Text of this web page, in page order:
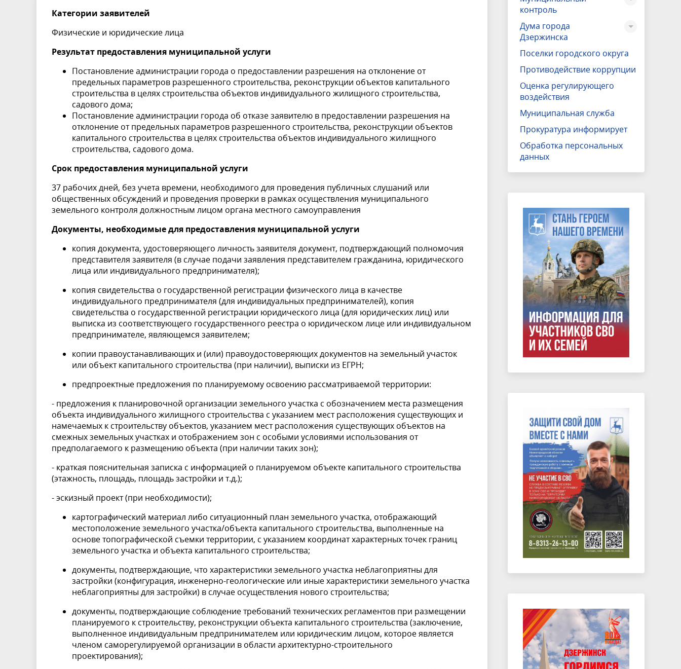
Категории заявителей
Физические и юридические лица
Результат предоставления муниципальной услуги
Постановление администрации города о предоставлении разрешения на отклонение от
предельных параметров разрешенного строительства, реконструкции объектов капитального
строительства в целях строительства объектов индивидуального жилищного строительства,
садового дома;
Постановление администрации города об отказе заявителю в предоставлении разрешения на
отклонение от предельных параметров разрешенного строительства, реконструкции объектов
капитального строительства в целях строительства объектов индивидуального жилищного
строительства, садового дома.
Срок предоставления муниципальной услуги
37 рабочих дней, без учета времени, необходимого для проведения публичных слушаний или
общественных обсуждений и проведения проверки в рамках осуществления муниципального
земельного контроля должностным лицом органа местного самоуправления
Документы, необходимые для предоставления муниципальной услуги
копия документа, удостоверяющего личность заявителя документ, подтверждающий полномочия
представителя заявителя (в случае подачи заявления представителем гражданина, юридического
лица или индивидуального предпринимателя);
копия свидетельства о государственной регистрации физического лица в качестве
индивидуального предпринимателя (для индивидуальных предпринимателей), копия
свидетельства о государственной регистрации юридического лица (для юридических лиц) или
выписка из соответствующего государственного реестра о юридическом лице или индивидуальном
предпринимателе, являющемся заявителем;
копии правоустанавливающих и (или) правоудостоверяющих документов на земельный участок
или объект капитального строительства (при наличии), выписки из ЕГРН;
предпроектные предложения по планируемому освоению рассматриваемой территории:
- предложения к планировочной организации земельного участка с обозначением места размещения
объекта индивидуального жилищного строительства с указанием мест расположения существующих и
намечаемых к строительству объектов, указанием мест расположения существующих объектов на
смежных земельных участках и отображением зон с особыми условиями использования от
предполагаемого к размещению объекта (при наличии таких зон);
- краткая пояснительная записка с информацией о планируемом объекте капитального строительства
(этажность, площадь, площадь застройки и т.д.);
- эскизный проект (при необходимости);
картографический материал либо ситуационный план земельного участка, отображающий
местоположение земельного участка/объекта капитального строительства, выполненные на
основе топографической съемки территории, с указанием координат характерных точек границ
земельного участка и объекта капитального строительства;
документы, подтверждающие, что характеристики земельного участка неблагоприятны для
застройки (конфигурация, инженерно-геологические или иные характеристики земельного участка
неблагоприятны для застройки) в случае осуществления нового строительства;
документы, подтверждающие соблюдение требований технических регламентов при размещении
планируемого к строительству, реконструкции объекта капитального строительства (заключение,
выполненное индивидуальным предпринимателем или юридическим лицом, которое является
членом саморегулируемой организации в области архитектурно-строительного
проектирования);
контроль
Дума города
Дзержинска
Поселки городского округа
Противодействие коррупции
Оценка регулирующего
воздействия
Муниципальная служба
Прокуратура информирует
Обработка персональных
данных